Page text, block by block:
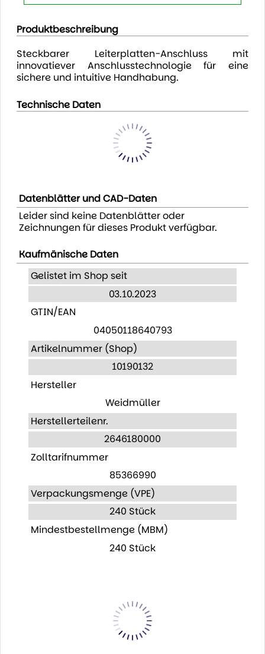
Produktbeschreibung
Steckbarer Leiterplatten-Anschluss mit
innovatiever Anschlusstechnologie für eine
sichere und intuitive Handhabung.
Technische Daten
Datenblätter und CAD-Daten
Leider sind keine Datenblätter oder
Zeichnungen für dieses Produkt verfügbar.
Kaufmänische Daten
Gelistet im Shop seit
03.10.2023
GTIN/EAN
04050118640793
Artikelnummer (Shop)
10190132
Hersteller
Weidmüller
Herstellerteilenr.
2646180000
Zolltarifnummer
85366990
Verpackungsmenge (VPE)
240 Stück
Mindestbestellmenge (MBM)
240 Stück